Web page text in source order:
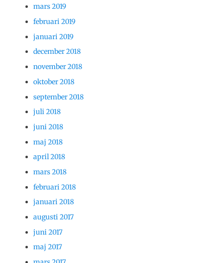
mars 2019
februari 2019
januari 2019
december 2018
november 2018
oktober 2018
september 2018
juli 2018
juni 2018
maj 2018
april 2018
mars 2018
februari 2018
januari 2018
augusti 2017
juni 2017
maj 2017